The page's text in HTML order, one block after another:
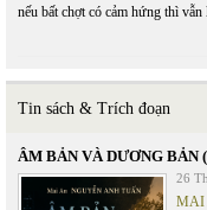
nếu bất chợt có cảm hứng thì
Tin sách & Trích đoạn
ÂM BẢN VÀ DƯƠNG BẢN
26
MAI